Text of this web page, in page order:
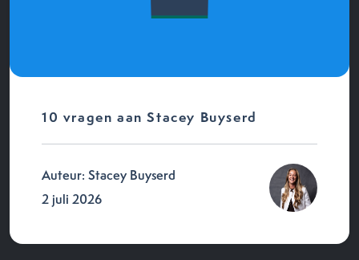
10 vragen aan Stacey Buyserd
Auteur: Stacey Buyserd
2 juli 2026